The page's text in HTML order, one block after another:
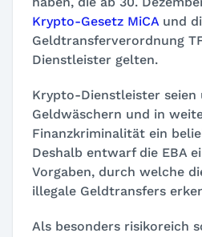
Krypto-Gesetz MiCAund
Geldtransferverordnung
Dienstleister gelten.
Krypto-Dienstleister seien
Geldwäschern und in
Finanzkriminalität ein
Deshalb entwarf die EBA
Vorgaben, durch welche
illegale Geldtransfers
Als besonders risikoreich